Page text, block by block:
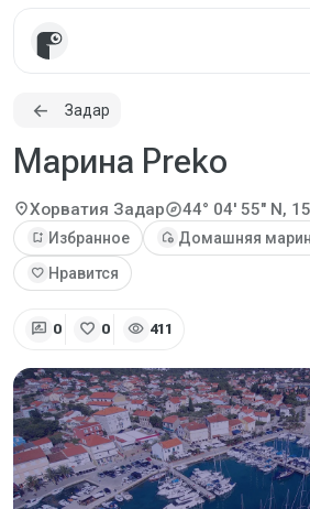
Задар
Марина Preko
location_onХорватия Задарexplore44° 04' 55" N,
bookmark_add Избранное add_home Домашняя
favorite Нравится
rate_review 0 favorite 0 visibility 411